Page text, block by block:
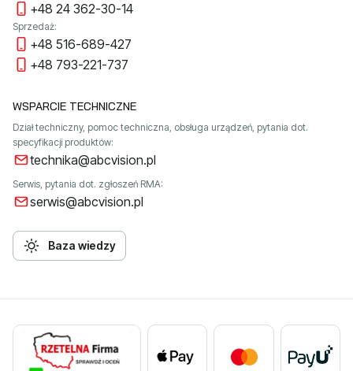
+48 24 362-30-14
Sprzedaż:
+48 516-689-427
+48 793-221-737
WSPARCIE TECHNICZNE
Dział techniczny, pomoc techniczna, obsługa urządzeń, pytania dot.
specyfikacji produktów:
technika@abcvision.pl
Serwis, pytania dot. zgłoszeń RMA:
serwis@abcvision.pl
Baza wiedzy